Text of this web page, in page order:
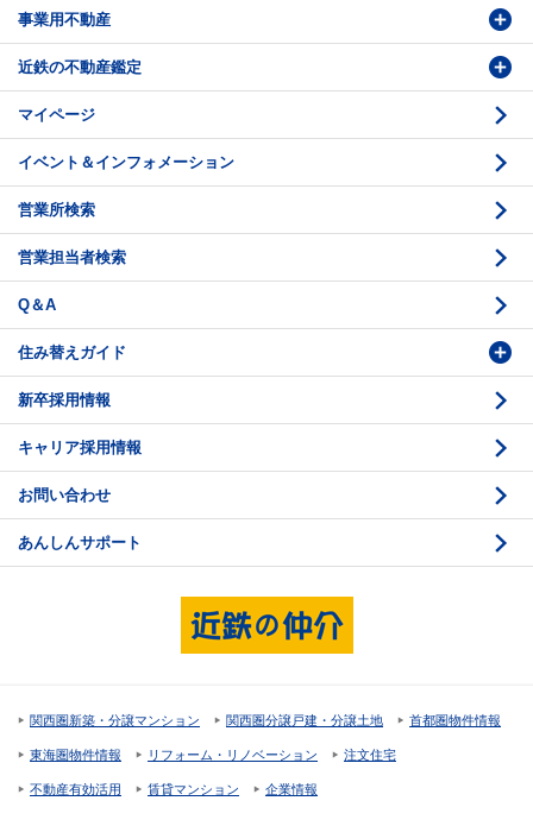
投資・事業用検索
購入のお問い合わせ
売却相談
賃貸物件検索
学園前賃貸センター
賃貸借のお問い合わせ
事業用不動産
購入・売却の流れ
収益不動産の取扱
底地の資産性
相続と不動産
不動産投資のQ＆A
法人営業センター紹介
近鉄の不動産鑑定
時価評価支援
鑑定評価ご相談例
鑑定評価の流れ
お問い合わせ・ご相談
鑑定センター紹介
マイページ
イベント＆インフォメーション
営業所検索
営業担当者検索
Q＆A
住み替えガイド
価格査定
媒介契約
売却活動
売却諸費用
住宅ローンの種類
返済計画
購入のスケジュール
物件資料の読み方 1
物件資料の読み方 2
現地見学のポイント
決済と引渡し 2
新卒採用情報
キャリア採用情報
お問い合わせ
あんしんサポート
関西圏新築・分譲マンション 関西圏分譲戸建・分譲土地 首都圏物件情報
東海圏物件情報 リフォーム・リノベーション 注文住宅
不動産有効活用 賃貸マンション 企業情報